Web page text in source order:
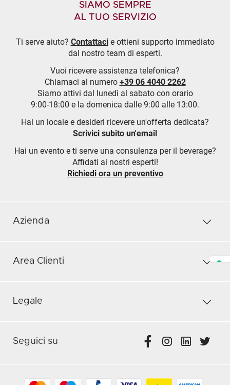
SIAMO SEMPRE
AL TUO SERVIZIO
Ti serve aiuto? Contattacie ottieni supporto immediato
dal nostro team di esperti.
Vuoi ricevere assistenza telefonica?
Chiamaci al numero +39 06 4040 2262
Siamo attivi dal lunedì al sabato con orario
9:00-18:00 e la domenica dalle 9:00 alle 13:00.
Hai un locale e desideri ricevere un'offerta dedicata?
Scrivici subito un'email
Hai un evento e ti serve una consulenza per il beverage?
Affidati ai nostri esperti!
Richiedi ora un preventivo
Azienda
Area Clienti
Legale
Seguici su